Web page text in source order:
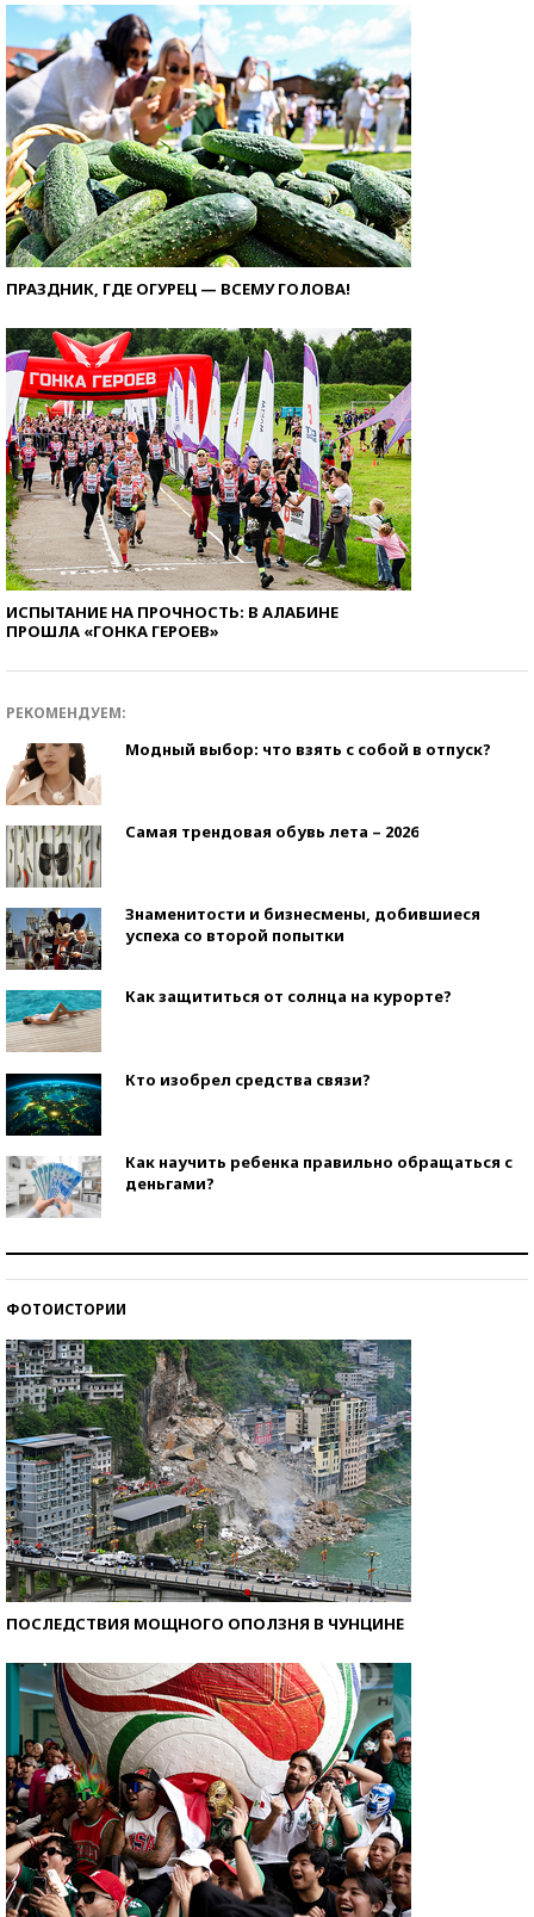
ПРАЗДНИК, ГДЕ ОГУРЕЦ — ВСЕМУ ГОЛОВА!
ИСПЫТАНИЕ НА ПРОЧНОСТЬ: В АЛАБИНЕ
ПРОШЛА «ГОНКА ГЕРОЕВ»
РЕКОМЕНДУЕМ:
Модный выбор: что взять с собой в отпуск?
Самая трендовая обувь лета – 2026
Знаменитости и бизнесмены, добившиеся
успеха со второй попытки
Как защититься от солнца на курорте?
Кто изобрел средства связи?
Как научить ребенка правильно обращаться с
деньгами?
ФОТОИСТОРИИ
ПОСЛЕДСТВИЯ МОЩНОГО ОПОЛЗНЯ В ЧУНЦИНЕ